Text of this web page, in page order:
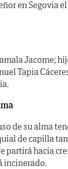
en Segovia
Jacome;
Tapia
de su alma
de capilla
partirá hacia
incinerado.